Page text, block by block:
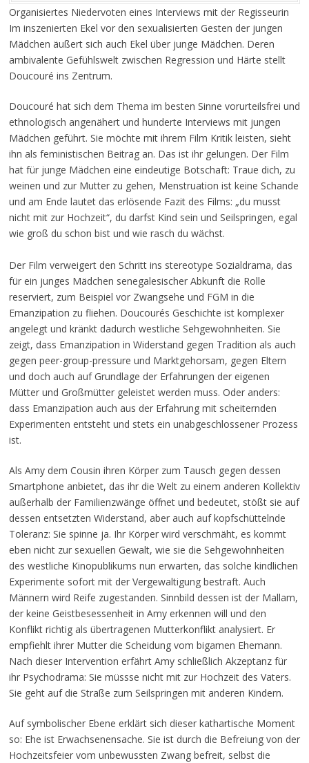
Organisiertes Niedervoten eines Interviews mit der Regisseurin
Im inszenierten Ekel vor den sexualisierten Gesten der jungen
Mädchen äußert sich auch Ekel über junge Mädchen. Deren
ambivalente Gefühlswelt zwischen Regression und Härte stellt
Doucouré ins Zentrum.
Doucouré hat sich dem Thema im besten Sinne vorurteilsfrei und
ethnologisch angenähert und hunderte Interviews mit jungen
Mädchen geführt. Sie möchte mit ihrem Film Kritik leisten, sieht
ihn als feministischen Beitrag an. Das ist ihr gelungen. Der Film
hat für junge Mädchen eine eindeutige Botschaft: Traue dich, zu
weinen und zur Mutter zu gehen, Menstruation ist keine Schande
und am Ende lautet das erlösende Fazit des Films: „du musst
nicht mit zur Hochzeit“, du darfst Kind sein und Seilspringen, egal
wie groß du schon bist und wie rasch du wächst.
Der Film verweigert den Schritt ins stereotype Sozialdrama, das
für ein junges Mädchen senegalesischer Abkunft die Rolle
reserviert, zum Beispiel vor Zwangsehe und FGM in die
Emanzipation zu fliehen. Doucourés Geschichte ist komplexer
angelegt und kränkt dadurch westliche Sehgewohnheiten. Sie
zeigt, dass Emanzipation in Widerstand gegen Tradition als auch
gegen peer-group-pressure und Marktgehorsam, gegen Eltern
und doch auch auf Grundlage der Erfahrungen der eigenen
Mütter und Großmütter geleistet werden muss. Oder anders:
dass Emanzipation auch aus der Erfahrung mit scheiternden
Experimenten entsteht und stets ein unabgeschlossener Prozess
ist.
Als Amy dem Cousin ihren Körper zum Tausch gegen dessen
Smartphone anbietet, das ihr die Welt zu einem anderen Kollektiv
außerhalb der Familienzwänge öffnet und bedeutet, stößt sie auf
dessen entsetzten Widerstand, aber auch auf kopfschüttelnde
Toleranz: Sie spinne ja. Ihr Körper wird verschmäht, es kommt
eben nicht zur sexuellen Gewalt, wie sie die Sehgewohnheiten
des westliche Kinopublikums nun erwarten, das solche kindlichen
Experimente sofort mit der Vergewaltigung bestraft. Auch
Männern wird Reife zugestanden. Sinnbild dessen ist der Mallam,
der keine Geistbesessenheit in Amy erkennen will und den
Konflikt richtig als übertragenen Mutterkonflikt analysiert. Er
empfiehlt ihrer Mutter die Scheidung vom bigamen Ehemann.
Nach dieser Intervention erfährt Amy schließlich Akzeptanz für
ihr Psychodrama: Sie müssse nicht mit zur Hochzeit des Vaters.
Sie geht auf die Straße zum Seilspringen mit anderen Kindern.
Auf symbolischer Ebene erklärt sich dieser kathartische Moment
so: Ehe ist Erwachsenensache. Sie ist durch die Befreiung von der
Hochzeitsfeier vom unbewussten Zwang befreit, selbst die